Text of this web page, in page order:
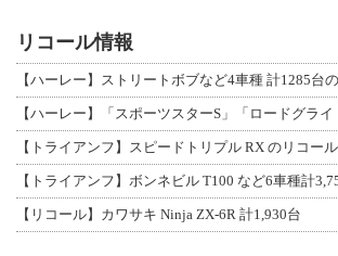
リコール情報
【ハーレー】ストリートボブなど4車種 計1285台
【トライアンフ】スピードトリプル RX のリコー
【リコール】カワサキ Ninja ZX-6R 計1,930台